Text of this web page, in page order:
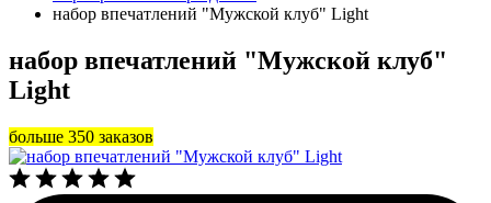
набор впечатлений "Мужской клуб" Light
набор впечатлений "Мужской клуб"
Light
больше 350 заказов